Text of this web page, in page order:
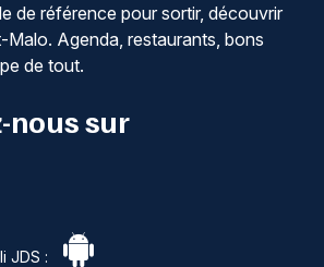
de référence pour sortir, découvrir
Agenda, restaurants, bons
de tout.
nous sur
JDS :